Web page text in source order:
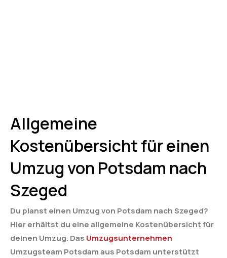
Allgemeine
Kostenübersicht für einen
Umzug von Potsdam nach
Szeged
Du planst einen Umzug von Potsdam nach Szeged?
Hier erhältst du eine allgemeine Kostenübersicht für
deinen Umzug. Das Umzugsunternehmen
Umzugsteam Potsdam aus Potsdam unterstützt